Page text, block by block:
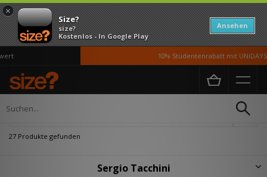
×
Size?
size?
Kostenlos - In Google Play
Ansehen
10% Studentenrabatt mit UNiDAYS*
Home Herren
27 Produkte gefunden
Sergio Tacchini